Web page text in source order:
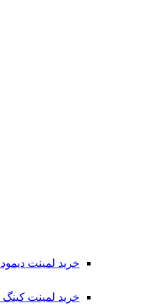
خرید لمینت دیمودا Dimoda
خرید لمینت کینگ King